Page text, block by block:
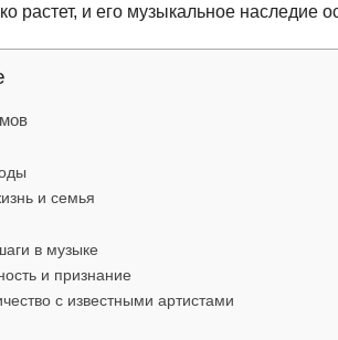
растет, и его музыкальное наследие
и семья
в музыке
и признание
с известными артистами